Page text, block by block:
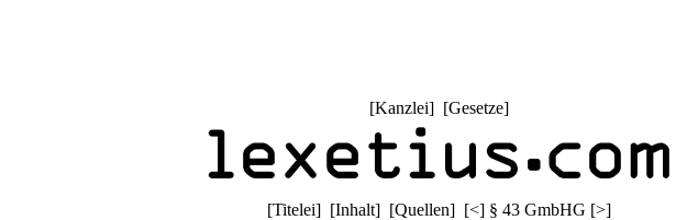
[Kanzlei] [Gesetze]
[Titelei] [Inhalt] [Quellen] [<] § 43 GmbHG [>]